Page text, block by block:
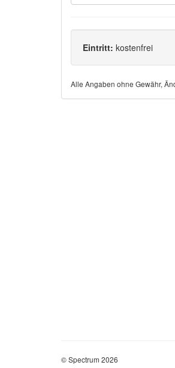
Eintritt: kostenfrei
Alle Angaben ohne Gewähr,
© Spectrum 2026